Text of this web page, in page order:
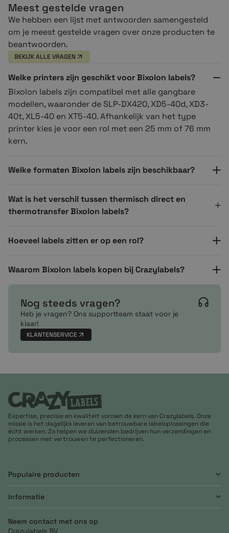
in die rollen!
Productspecificaties
Merk
Formaat 102 mm x 150 mm
Materiaal Direct thermisch (TOP)
Lijmsoort Permanent
Productcode
Perforatie Met perforatie
Max. roldiameter 93 mm
Meest gestelde vragen
We hebben een lijst met antwoorden samengesteld
om je meest gestelde vragen over onze producten te
beantwoorden.
BEKIJK ALLE VRAGEN
Welke printers zijn geschikt voor Bixolon labels?
Bixolon labels zijn compatibel met alle gangbare
modellen, waaronder de SLP-DX420, XD5-40d, XD3-
40t, XL5-40 en XT5-40. Afhankelijk van het type
printer kies je voor een rol met een 25 mm of 76 mm
kern.
Welke formaten Bixolon labels zijn beschikbaar?
Wat is het verschil tussen thermisch direct en
thermotransfer Bixolon labels?
Hoeveel labels zitten er op een rol?
Waarom Bixolon labels kopen bij Crazylabels?
Nog steeds vragen?
Heb je vragen? Ons supportteam staat voor je
klaar!
KLANTENSERVICE
Expertise, precisie en kwaliteit vormen de kern van Crazylabels. Onze
missie is het dagelijks leveren van betrouwbare labeloplossingen die
écht werken. Zo helpen we duizenden bedrijven hun verzendingen en
processen met vertrouwen te perfectioneren.
Populaire producten
Informatie
Neem contact met ons op
Crazylabels BV